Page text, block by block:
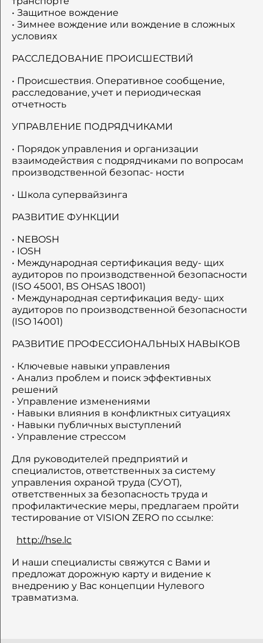
• Защитное вождение
• Зимнее вождение или вождение в сложных
условиях
РАССЛЕДОВАНИЕ ПРОИСШЕСТВИЙ
• Происшествия. Оперативное сообщение,
расследование, учет и периодическая
отчетность
УПРАВЛЕНИЕ ПОДРЯДЧИКАМИ
• Порядок управления и организации
взаимодействия с подрядчиками по вопросам
производственной безопас- ности
• Школа супервайзинга
РАЗВИТИЕ ФУНКЦИИ
• NEBOSH
• IOSH
• Международная сертификация веду- щих
аудиторов по производственной безопасности
(ISO 45001, BS OHSAS 18001)
• Международная сертификация веду- щих
аудиторов по производственной безопасности
(ISO 14001)
РАЗВИТИЕ ПРОФЕССИОНАЛЬНЫХ НАВЫКОВ
• Ключевые навыки управления
• Анализ проблем и поиск эффективных
решений
• Управление изменениями
• Навыки влияния в конфликтных ситуациях
• Навыки публичных выступлений
• Управление стрессом
Для руководителей предприятий и
специалистов, ответственных за систему
управления охраной труда (СУОТ),
ответственных за безопасность труда и
профилактические меры, предлагаем пройти
тестирование от VISION ZERO по ссылке:
http://hse.lc
И наши специалисты свяжутся с Вами и
предложат дорожную карту и видение к
внедрению у Вас концепции Нулевого
травматизма.